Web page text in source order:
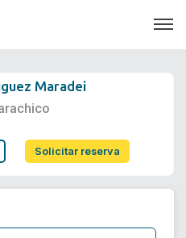
Maradei
Solicitar reserva